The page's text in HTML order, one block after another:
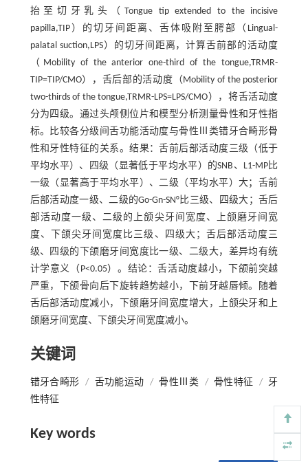
抬至切牙乳头（Tongue tip extended to the incisive
papilla,TIP）的切牙间距离、舌体吸附至腭部（Lingual-
palatal suction,LPS）的切牙间距离，计算舌前部的活动度
（Mobility of the anterior one-third of the tongue,TRMR-
TIP=TIP/CMO），舌后部的活动度（Mobility of the posterior
two-thirds of the tongue,TRMR-LPS=LPS/CMO），将舌活动度
分为四级。通过头颅侧位片和模型分析测量骨性和牙性指
标。比较各分级间舌功能活动度与骨性Ⅲ类错牙合畸形骨
性和牙性特征的关系。结果：舌前后部活动度三级（低于
平均水平）、四级（显著低于平均水平）的SNB、L1-MP比
一级（显著高于平均水平）、二级（平均水平）大；舌前
后部活动度一级、二级的Go-Gn-SN°比三级、四级大；舌后
部活动度一级、二级的上颌尖牙间宽度、上颌磨牙间宽
度、下颌尖牙间宽度比三级、四级大；舌后部活动度三
级、四级的下颌磨牙间宽度比一级、二级大，差异均有统
计学意义（P<0.05）。结论：舌活动度越小，下颌前突越
严重，下颌骨向后下旋转趋势越小，下前牙越唇倾。随着
舌后部活动度减小，下颌磨牙间宽度增大，上颌尖牙和上
颌磨牙间宽度、下颌尖牙间宽度减小。
关键词
错牙合畸形 / 舌功能运动 / 骨性Ⅲ类 / 骨性特征 / 牙
性特征
Key words